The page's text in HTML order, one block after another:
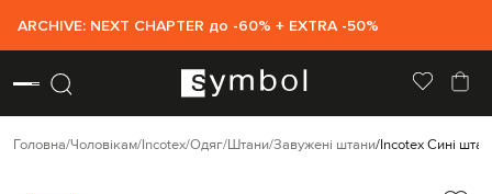
ARCHIVE: NEXT CHAPTER до -60% + EXTRA -50%
Головна Чоловікам Incotex Одяг Штани Завужені штани Incotex Сині